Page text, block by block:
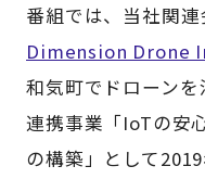
番組では、当社関
Dimension Drone
和気町でドローンを
連携事業「IoTの安
の構築」として